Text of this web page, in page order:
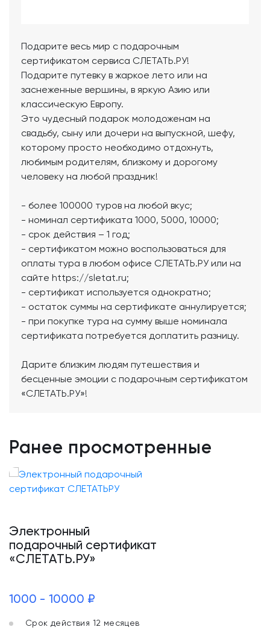
Подарите весь мир с подарочным
сертификатом сервиса СЛЕТАТЬ.РУ!
Подарите путевку в жаркое лето или на
заснеженные вершины, в яркую Азию или
классическую Европу.
Это чудесный подарок молодоженам на
свадьбу, сыну или дочери на выпускной, шефу,
которому просто необходимо отдохнуть,
любимым родителям, близкому и дорогому
человеку на любой праздник!
- более 100000 туров на любой вкус;
- номинал сертификата 1000, 5000, 10000;
- срок действия – 1 год;
- сертификатом можно воспользоваться для
оплаты тура в любом офисе СЛЕТАТЬ.РУ или на
сайте https://sletat.ru;
- сертификат используется однократно;
- остаток суммы на сертификате аннулируется;
- при покупке тура на сумму выше номинала
сертификата потребуется доплатить разницу.
Дарите близким людям путешествия и
бесценные эмоции с подарочным сертификатом
«СЛЕТАТЬ.РУ»!
Ранее просмотренные
Электронный
подарочный сертификат
«СЛЕТАТЬ.РУ»
1000 - 10000 ₽
Срок действия 12 месяцев